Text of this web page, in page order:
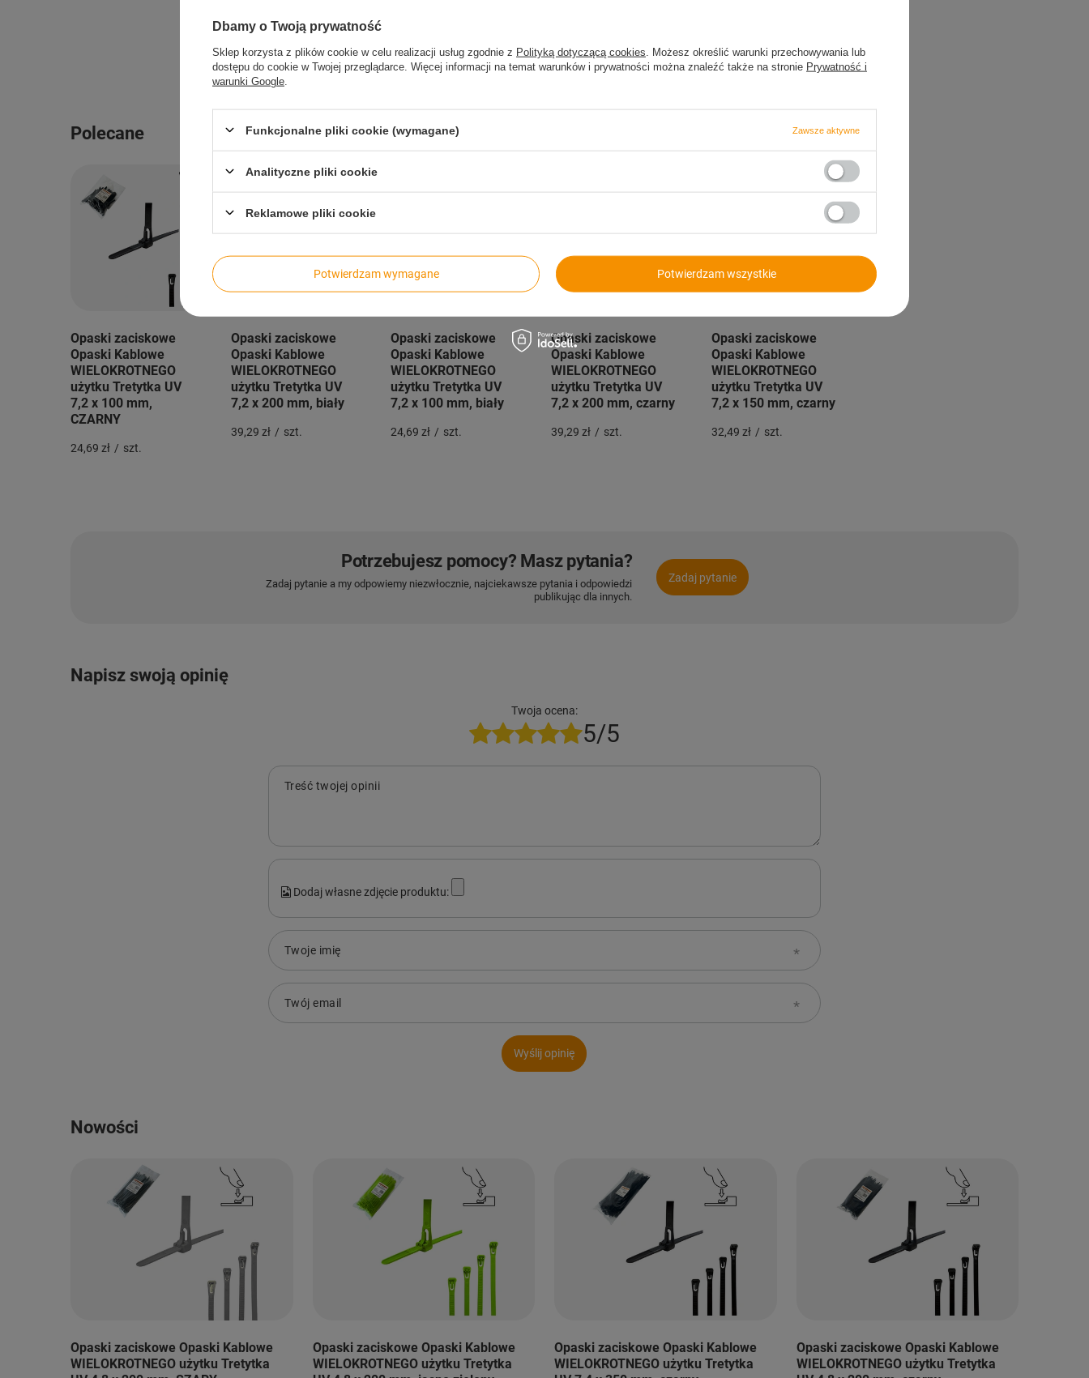
Wielokrotnego użytku tak
Polecane
Opaski zaciskowe
Opaski Kablowe
WIELOKROTNEGO
użytku Tretytka UV
7,2 x 100 mm,
CZARNY
24,69 zł / szt.
Opaski zaciskowe
Opaski Kablowe
WIELOKROTNEGO
użytku Tretytka UV
7,2 x 200 mm, biały
39,29 zł / szt.
Opaski zaciskowe
Opaski Kablowe
WIELOKROTNEGO
użytku Tretytka UV
7,2 x 100 mm, biały
24,69 zł / szt.
Opaski zaciskowe
Opaski Kablowe
WIELOKROTNEGO
użytku Tretytka UV
7,2 x 200 mm, czarny
39,29 zł / szt.
Opaski zaciskowe
Opaski Kablowe
WIELOKROTNEGO
użytku Tretytka UV
7,2 x 150 mm, czarny
32,49 zł / szt.
Potrzebujesz pomocy? Masz pytania?
Zadaj pytanie a my odpowiemy niezwłocznie, najciekawsze pytania i odpowiedzi
publikując dla innych.
Zadaj pytanie
Napisz swoją opinię
Twoja ocena:
5/5
Treść twojej opinii
Dodaj własne zdjęcie produktu:
Twoje imię
Twój email
Wyślij opinię
Nowości
Opaski zaciskowe Opaski Kablowe
WIELOKROTNEGO użytku Tretytka
Opaski zaciskowe Opaski Kablowe
WIELOKROTNEGO użytku Tretytka
Opaski zaciskowe Opaski Kablowe
WIELOKROTNEGO użytku Tretytka
Opaski zaciskowe Opaski Kablowe
WIELOKROTNEGO użytku Tretytka
Dbamy o Twoją prywatność
Sklep korzysta z plików cookie w celu realizacji usług zgodnie z Polityką dotyczącą cookies . Możesz określić warunki przechowywania lub
dostępu do cookie w Twojej przeglądarce. Więcej informacji na temat warunków i prywatności można znaleźć także na stronie Prywatność i
warunki Google
Funkcjonalne pliki cookie (wymagane) Zawsze aktywne
Analityczne pliki cookie
Reklamowe pliki cookie
Potwierdzam wymagane Potwierdzam wszystkie